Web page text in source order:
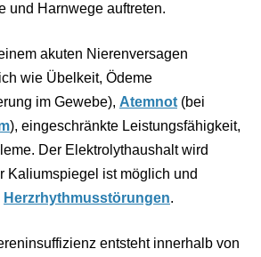
und Harnwege auftreten.
akuten Nierenversagen
wie Übelkeit, Ödeme
im Gewebe), Atemnot (bei
), eingeschränkte Leistungsfähigkeit,
Der Elektrolythaushalt wird
Kaliumspiegel ist möglich und
Herzrhythmusstörungen.
entsteht innerhalb von